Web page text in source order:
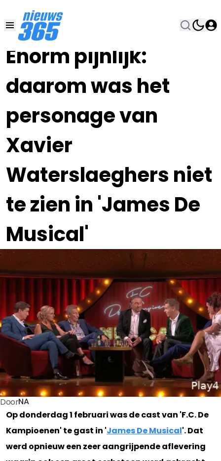
Enorm pijnlijk:
daarom was het
personage van
Xavier
Waterslaeghers niet
te zien in 'James De
Musical'
02 FEB 2024, 8:00
DoorNA
Op donderdag 1 februari was de cast van 'F.C. De
Kampioenen' te gast in 'James De Musical'. Dat
werd opnieuw een zeer aangrijpende aflevering